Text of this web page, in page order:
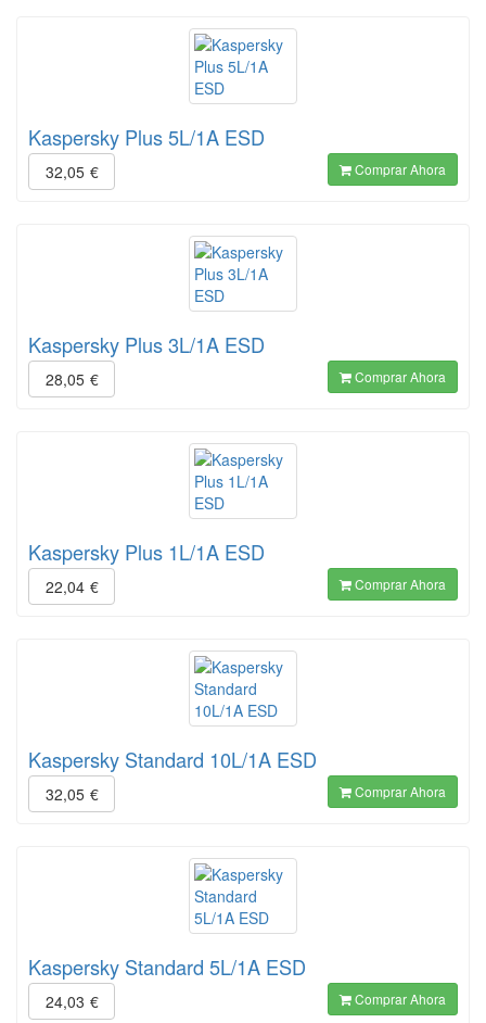
Kaspersky Plus 5L/1A ESD
32,05 € Comprar Ahora
Kaspersky Plus 3L/1A ESD
28,05 € Comprar Ahora
Kaspersky Plus 1L/1A ESD
22,04 € Comprar Ahora
Kaspersky Standard 10L/1A ESD
32,05 € Comprar Ahora
Kaspersky Standard 5L/1A ESD
24,03 € Comprar Ahora